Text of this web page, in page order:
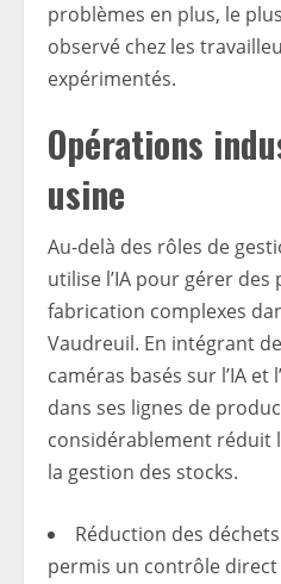
problèmes en plus, le
observé chez les
expérimentés.
Opérations
usine
Au-delà des rôles de
utilise l’IA pour gérer des
fabrication complexes
Vaudreuil. En intégrant
caméras basés sur l’IA et
dans ses lignes de
considérablement réduit
la gestion des stocks.
Réduction des
permis un contrôle